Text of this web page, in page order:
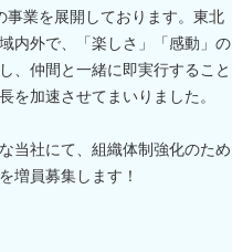
事業を展開しております。東北
内外で、「楽しさ」「感動」の
、仲間と一緒に即実行すること
を加速させてまいりました。
当社にて、組織体制強化のため
増員募集します！